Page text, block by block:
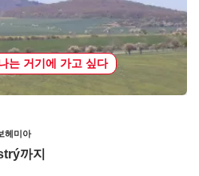
는 거기에 가고 싶다
헤미아
까지